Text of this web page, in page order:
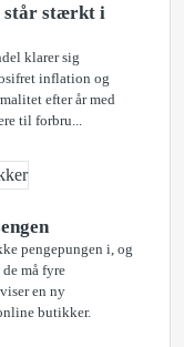
står stærkt i
klarer sig
inflation og
efter år med
til forbru...
pengepungen i, og
de må fyre
en ny
butikker.